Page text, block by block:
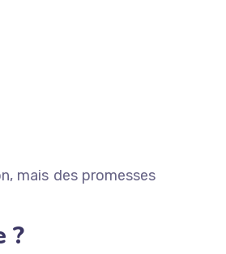
mais des promesses
?